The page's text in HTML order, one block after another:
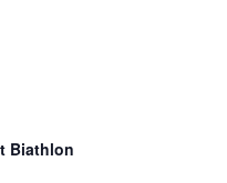
Biathlon